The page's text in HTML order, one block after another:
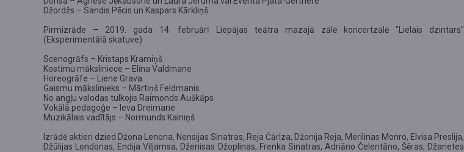
Džordžs – Sandis Pēcis un Kaspars Kārkliņš
Pirmizrāde – 2019. gada 14. februārī Liepājas teātra mazajā zālē koncertzālē "Lielais dzintars"
(Eksperimentālā skatuve)
Scenogrāfs – Kristaps Kramiņš
Kostīmu māksliniece – Elīna Valdmane
Horeogrāfe – Liene Grava
Gaismu mākslinieks – Mārtiņš Feldmanis
No angļu valodas tulkojis Raimonds Auškāps
Vokālā pedagoģe – Ieva Dreimane
Muzikālais vadītājs – Normunds Kalniņš
Izrādē aktieri dzied Džona Lenona, Nensijas Sinatras, Reja Čārlza, Džonija Reja, Merilinas Monro, Elvisa Preslija,
Džūlijas Londonas, Endija Viljamsa, Dženisas Džoplinas, Frenka Sinatras, Adriāno Čelentāno, Šēras, Džanetes